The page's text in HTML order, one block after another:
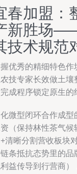
春加盟：
新胜场
技术规范
优秀的精细特色
技专家长效做土
成程序锁定原生的
微型闭环合作成
（保持林性茶气
清晰分割营收板块
条抵抗态势里的
益传导到行营商